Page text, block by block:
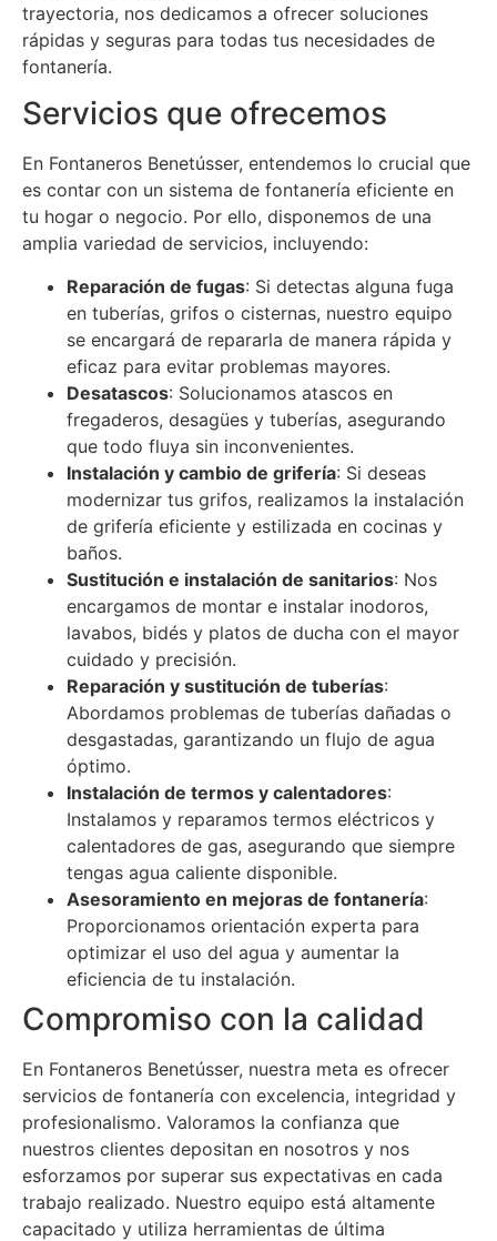
trayectoria, nos dedicamos a ofrecer soluciones
rápidas y seguras para todas tus necesidades de
fontanería.
Servicios que ofrecemos
En Fontaneros Benetússer, entendemos lo crucial que
es contar con un sistema de fontanería eficiente en
tu hogar o negocio. Por ello, disponemos de una
amplia variedad de servicios, incluyendo:
Reparación de fugas: Si detectas alguna fuga
en tuberías, grifos o cisternas, nuestro equipo
se encargará de repararla de manera rápida y
eficaz para evitar problemas mayores.
Desatascos: Solucionamos atascos en
fregaderos, desagües y tuberías, asegurando
que todo fluya sin inconvenientes.
Instalación y cambio de grifería: Si deseas
modernizar tus grifos, realizamos la instalación
de grifería eficiente y estilizada en cocinas y
baños.
Sustitución e instalación de sanitarios: Nos
encargamos de montar e instalar inodoros,
lavabos, bidés y platos de ducha con el mayor
cuidado y precisión.
Reparación y sustitución de tuberías:
Abordamos problemas de tuberías dañadas o
desgastadas, garantizando un flujo de agua
óptimo.
Instalación de termos y calentadores:
Instalamos y reparamos termos eléctricos y
calentadores de gas, asegurando que siempre
tengas agua caliente disponible.
Asesoramiento en mejoras de fontanería:
Proporcionamos orientación experta para
optimizar el uso del agua y aumentar la
eficiencia de tu instalación.
Compromiso con la calidad
En Fontaneros Benetússer, nuestra meta es ofrecer
servicios de fontanería con excelencia, integridad y
profesionalismo. Valoramos la confianza que
nuestros clientes depositan en nosotros y nos
esforzamos por superar sus expectativas en cada
trabajo realizado. Nuestro equipo está altamente
capacitado y utiliza herramientas de última